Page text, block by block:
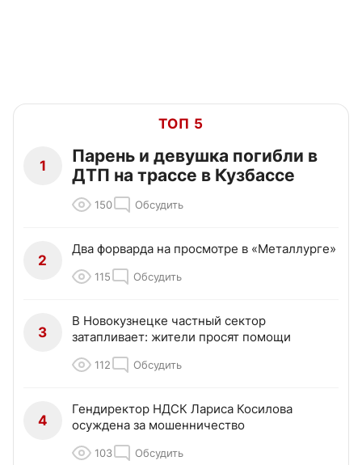
ТОП 5
1
Парень и девушка погибли в
ДТП на трассе в Кузбассе
150 Обсудить
2
Два форварда на просмотре в «Металлурге»
115 Обсудить
3
В Новокузнецке частный сектор
затапливает: жители просят помощи
112 Обсудить
4
Гендиректор НДСК Лариса Косилова
осуждена за мошенничество
103 Обсудить